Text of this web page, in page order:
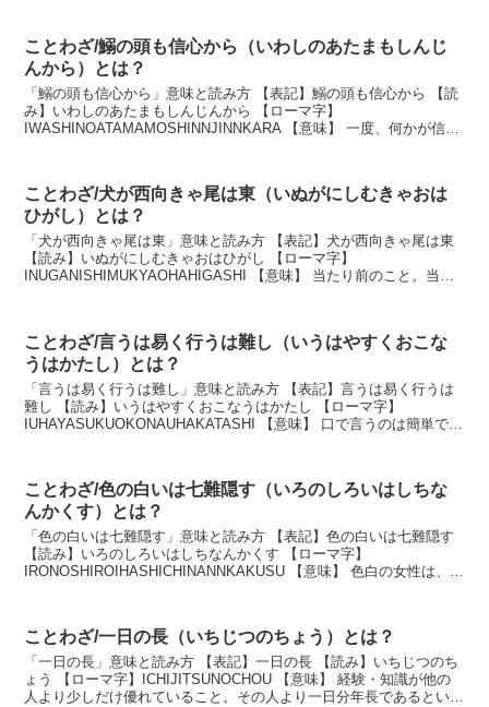
ことわざ/鰯の頭も信心から（いわしのあたまもしんじ
んから）とは？
「鰯の頭も信心から」意味と読み方 【表記】鰯の頭も信心から 【読
み】いわしのあたまもしんじんから 【ローマ字】
IWASHINOATAMAMOSHINNJINNKARA 【意味】 一度、何かが信仰
ことわざ/犬が西向きゃ尾は東（いぬがにしむきゃおは
ひがし）とは？
「犬が西向きゃ尾は東」意味と読み方 【表記】犬が西向きゃ尾は東
【読み】いぬがにしむきゃおはひがし 【ローマ字】
INUGANISHIMUKYAOHAHIGASHI 【意味】 当たり前のこと。当然
ことわざ/言うは易く行うは難し（いうはやすくおこな
うはかたし）とは？
「言うは易く行うは難し」意味と読み方 【表記】言うは易く行うは
難し 【読み】いうはやすくおこなうはかたし 【ローマ字】
IUHAYASUKUOKONAUHAKATASHI 【意味】 口で言うのは簡単であ
ことわざ/色の白いは七難隠す（いろのしろいはしちな
んかくす）とは？
「色の白いは七難隠す」意味と読み方 【表記】色の白いは七難隠す
【読み】いろのしろいはしちなんかくす 【ローマ字】
IRONOSHIROIHASHICHINANNKAKUSU 【意味】 色白の女性は、多
ことわざ/一日の長（いちじつのちょう）とは？
「一日の長」意味と読み方 【表記】一日の長 【読み】いちじつのち
ょう 【ローマ字】ICHIJITSUNOCHOU 【意味】 経験・知識が他の
人より少しだけ優れていること。その人より一日分年長であるという